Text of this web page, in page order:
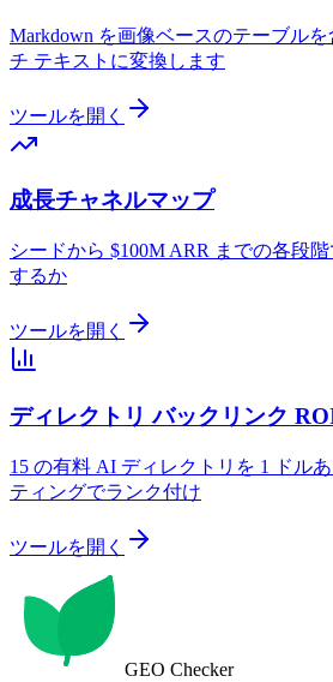
Markdown を画像ベースのテーブルを
チ テキストに変換します
ツールを開く
成長チャネルマップ
シードから $100M ARR までの各段
するか
ツールを開く
ディレクトリ バックリンク
15 の有料 AI ディレクトリを 1 ドル
ティングでランク付け
ツールを開く
GEO Checker